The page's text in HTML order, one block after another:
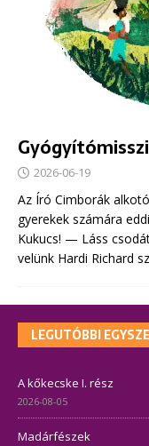
2026-06-19
Az Író Cimborák
gyerekek számára
Kukucs! — Láss
velünk Hardi Richard
LEGUTÓBBI
A kőkecske I. rész
2026-08-05
Madárfészek